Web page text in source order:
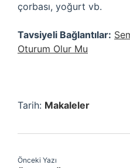
çorbası, yoğurt vb.
Tavsiyeli Bağlantılar:
Oturum Olur Mu
Tarih: Makaleler
Önceki Yazı